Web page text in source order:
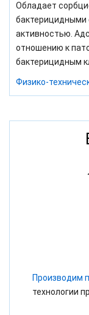
Обладает
бактерицидными
активностью.
отношению к
бактерицидным
Физико-
Производим
технологии